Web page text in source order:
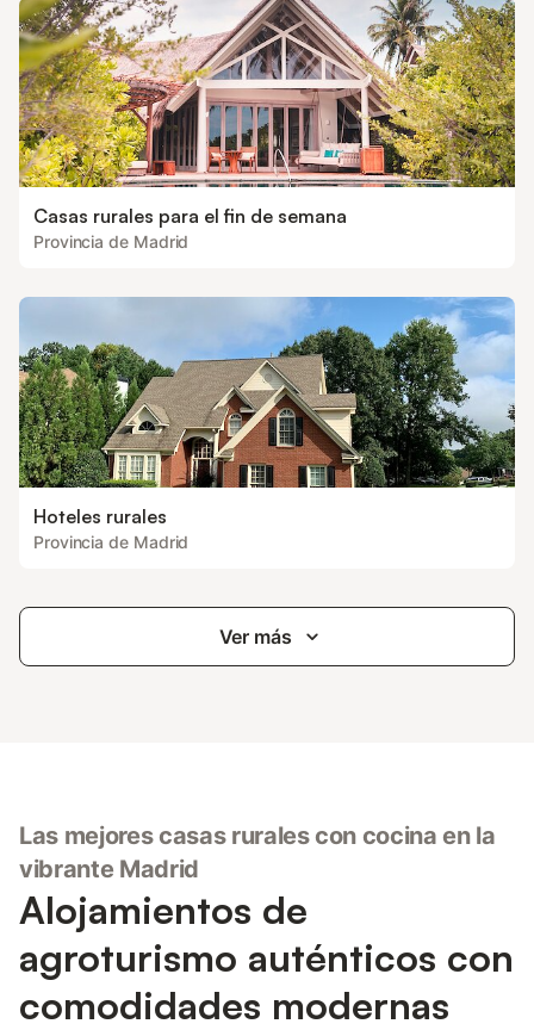
Casas rurales para el fin de semana
Provincia de Madrid
Hoteles rurales
Provincia de Madrid
Ver más
Las mejores casas rurales con cocina en la
vibrante Madrid
Alojamientos de
agroturismo auténticos con
comodidades modernas